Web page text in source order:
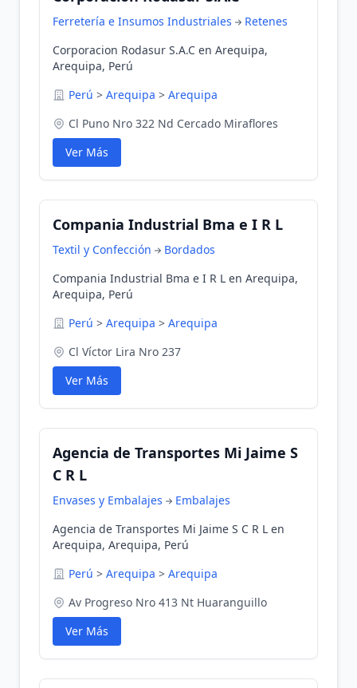
Ferretería e Insumos Industriales
Retenes
Corporacion Rodasur S.A.C en Arequipa,
Arequipa, Perú
Perú > Arequipa > Arequipa
Cl Puno Nro 322 Nd Cercado Miraflores
Ver Más
Compania Industrial Bma e I R L
Textil y Confección
Bordados
Compania Industrial Bma e I R L en Arequipa,
Arequipa, Perú
Perú > Arequipa > Arequipa
Cl Víctor Lira Nro 237
Ver Más
Agencia de Transportes Mi Jaime S
C R L
Envases y Embalajes
Embalajes
Agencia de Transportes Mi Jaime S C R L en
Arequipa, Arequipa, Perú
Perú > Arequipa > Arequipa
Av Progreso Nro 413 Nt Huaranguillo
Ver Más